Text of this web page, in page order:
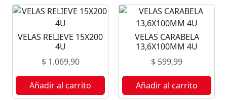
VELAS RELIEVE 15X200
4U
$1.069,90
Añadir al carrito
VELAS CARABELA
13,6X100MM 4U
$ 599,99
Añadir al carrito